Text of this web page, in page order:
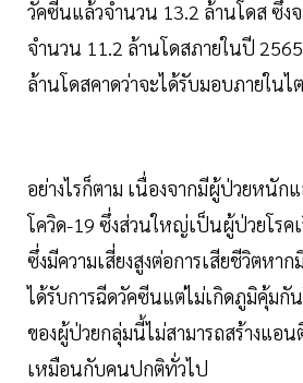
วัคซีนแล้วจำนวน 13.2 ล้านโดส ซึ่ง
จำนวน 11.2 ล้านโดสภายในปี
ล้านโดสคาดว่าจะได้รับมอบภายใน
อย่างไรก็ตาม เนื่องจากมีผู้ป่วยหนัก
โควิด-19 ซึ่งส่วนใหญ่เป็นผู้ป่วยโรค
ซึ่งมีความเสี่ยงสูงต่อการเสียชีวิตหา
ได้รับการฉีดวัคซีนแต่ไม่เกิดภูมิคุ้มกัน
ของผู้ป่วยกลุ่มนี้ไม่สามารถสร้างแอ
เหมือนกับคนปกติทั่วไป